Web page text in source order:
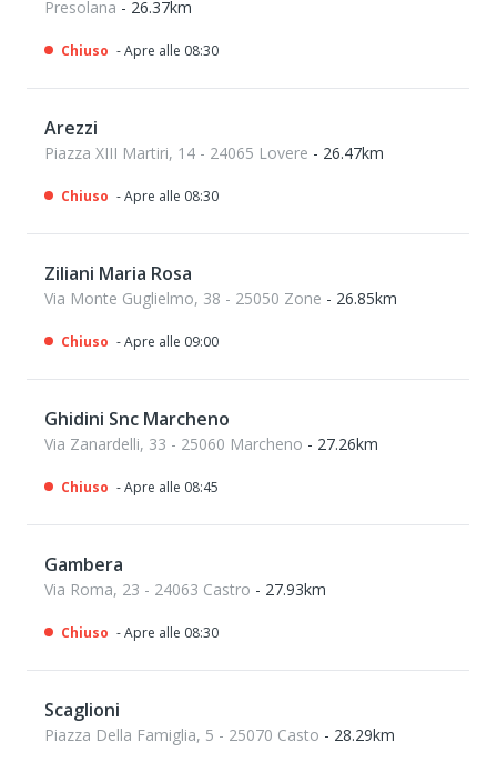
Presolana - 26.37km
Chiuso - Apre alle 08:30
Arezzi
Piazza XIII Martiri, 14 - 24065 Lovere - 26.47km
Chiuso - Apre alle 08:30
Ziliani Maria Rosa
Via Monte Guglielmo, 38 - 25050 Zone - 26.85km
Chiuso - Apre alle 09:00
Ghidini Snc Marcheno
Via Zanardelli, 33 - 25060 Marcheno - 27.26km
Chiuso - Apre alle 08:45
Gambera
Via Roma, 23 - 24063 Castro - 27.93km
Chiuso - Apre alle 08:30
Scaglioni
Piazza Della Famiglia, 5 - 25070 Casto - 28.29km